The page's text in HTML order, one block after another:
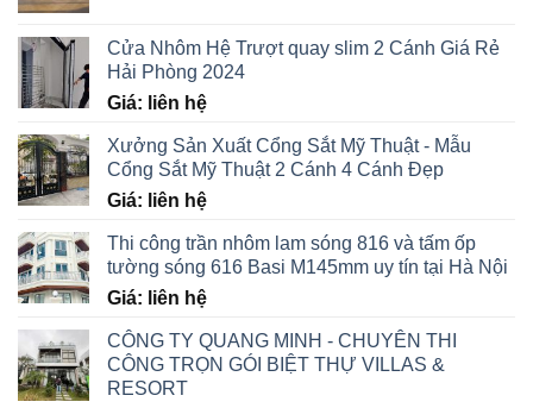
Cửa Nhôm Hệ Trượt quay slim 2 Cánh Giá Rẻ
Hải Phòng 2024
Giá: liên hệ
Xưởng Sản Xuất Cổng Sắt Mỹ Thuật - Mẫu
Cổng Sắt Mỹ Thuật 2 Cánh 4 Cánh Đẹp
Giá: liên hệ
Thi công trần nhôm lam sóng 816 và tấm ốp
tường sóng 616 Basi M145mm uy tín tại Hà Nội
Giá: liên hệ
CÔNG TY QUANG MINH - CHUYÊN THI
CÔNG TRỌN GÓI BIỆT THỰ VILLAS &
RESORT